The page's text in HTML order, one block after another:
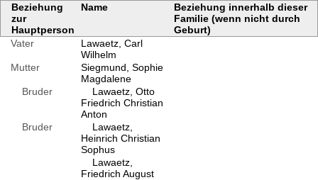
Beziehung
zur
Hauptperson
Name
Beziehung innerhalb dieser
Familie (wenn nicht durch
Geburt)
Vater
Lawaetz, Carl
Wilhelm
Mutter
Siegmund, Sophie
Magdalene
Bruder
Lawaetz, Otto
Friedrich Christian
Anton
Bruder
Lawaetz,
Heinrich Christian
Sophus
Lawaetz,
Friedrich August